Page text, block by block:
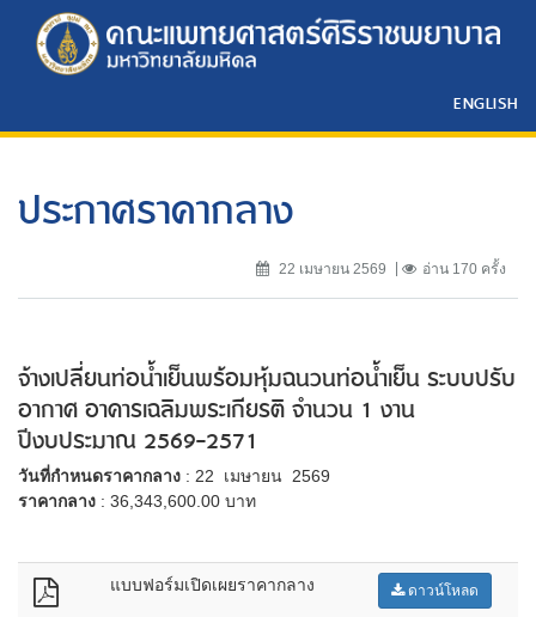
ENGLISH
ประกาศราคากลาง
22 เมษายน 2569 อ่าน 170 ครั้ง
จ้างเปลี่ยนท่อน้ำเย็นพร้อมหุ้มฉนวนท่อน้ำเย็น ระบบปรับ
อากาศ อาคารเฉลิมพระเกียรติ จำนวน 1 งาน
ปีงบประมาณ 2569-2571
วันที่กำหนดราคากลาง : 22 เมษายน 2569
ราคากลาง : 36,343,600.00 บาท
แบบฟอร์มเปิดเผยราคากลาง ดาวน์โหลด